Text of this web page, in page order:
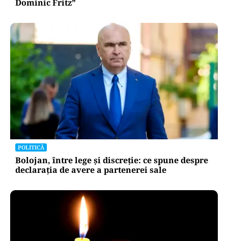
Dominic Fritz”
POLITICĂ
Bolojan, între lege și discreție: ce spune despre
declarația de avere a partenerei sale